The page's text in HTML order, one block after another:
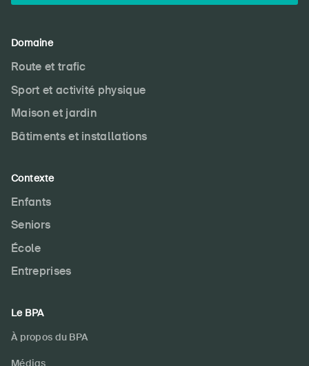
Domaine
Route et trafic
Sport et activité physique
Maison et jardin
Bâtiments et installations
Contexte
Enfants
Seniors
École
Entreprises
Le BPA
À propos du BPA
Médias